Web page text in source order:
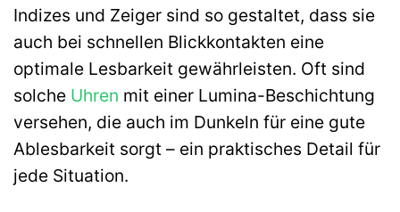
Indizes und Zeiger sind so gestaltet, dass sie
auch bei schnellen Blickkontakten eine
optimale Lesbarkeit gewährleisten. Oft sind
solche Uhren mit einer Lumina-Beschichtung
versehen, die auch im Dunkeln für eine gute
Ablesbarkeit sorgt – ein praktisches Detail für
jede Situation.